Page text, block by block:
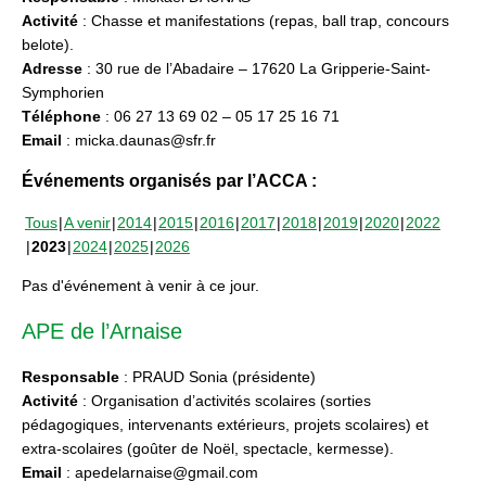
Activité : Chasse et manifestations (repas, ball trap, concours
belote).
Adresse : 30 rue de l’Abadaire – 17620 La Gripperie-Saint-
Symphorien
Téléphone : 06 27 13 69 02 – 05 17 25 16 71
Email : micka.daunas@sfr.fr
Événements organisés par l’ACCA :
Tous A venir 2014 2015 2016 2017 2018 2019 2020 2022
2023 2024 2025 2026
Pas d'événement à venir à ce jour.
APE de l’Arnaise
Responsable : PRAUD Sonia (présidente)
Activité : Organisation d’activités scolaires (sorties
pédagogiques, intervenants extérieurs, projets scolaires) et
extra-scolaires (goûter de Noël, spectacle, kermesse).
Email : apedelarnaise@gmail.com